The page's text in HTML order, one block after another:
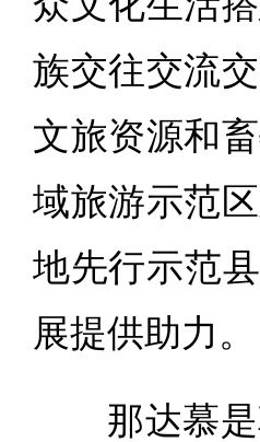
族交往交流
文旅资源和
域旅游示范
地先行示范
展提供助力。
那达慕